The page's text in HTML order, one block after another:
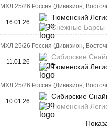
МХЛ 25/26 Россия (Дивизион,
16.01.26
Тюменский
Снежные Барсы
МХЛ 25/26 Россия (Дивизион,
11.01.26
Сибирские
Тюменский
МХЛ 25/26 Россия (Дивизион,
10.01.26
Сибирские
Тюменский